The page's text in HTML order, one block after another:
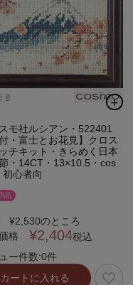
モ社ルシアン・522401
付・富士とお花見】クロス
チキット・きらめく日本
・14CT・13×10.5・cos
初心者向
品
¥2,530のところ
格
¥2,404税込
ー件数:0件
カートに入れる